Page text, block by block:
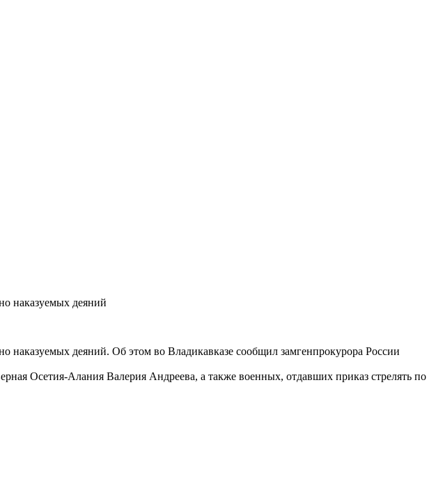
наказуемых деяний
наказуемых деяний. Об этом во Владикавказе сообщил замгенпрокурора России
Осетия-Алания Валерия Андреева, а также военных, отдавших приказ стрелять по